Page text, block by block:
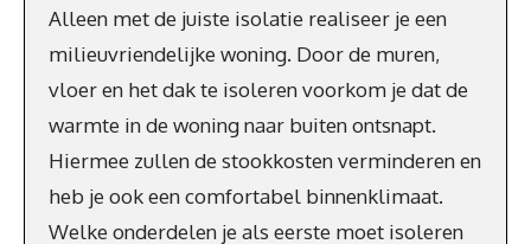
Alleen met de juiste isolatie realiseer je een
milieuvriendelijke woning. Door de muren,
vloer en het dak te isoleren voorkom je dat de
warmte in de woning naar buiten ontsnapt.
Hiermee zullen de stookkosten verminderen en
heb je ook een comfortabel binnenklimaat.
Welke onderdelen je als eerste moet isoleren